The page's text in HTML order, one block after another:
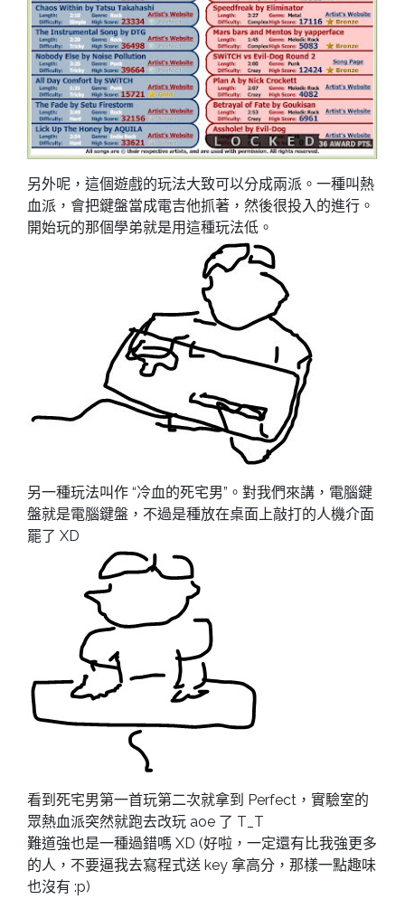
另外呢，這個遊戲的玩法大致可以分成兩派。一種叫熱
血派，會把鍵盤當成電吉他抓著，然後很投入的進行。
開始玩的那個學弟就是用這種玩法低。
另一種玩法叫作 “冷血的死宅男”。對我們來講，電腦鍵
盤就是電腦鍵盤，不過是種放在桌面上敲打的人機介面
罷了 XD
看到死宅男第一首玩第二次就拿到 Perfect，實驗室的
眾熱血派突然就跑去改玩 aoe 了 T_T
難道強也是一種過錯嗎 XD (好啦，一定還有比我強更多
的人，不要逼我去寫程式送 key 拿高分，那樣一點趣味
也沒有 :p)